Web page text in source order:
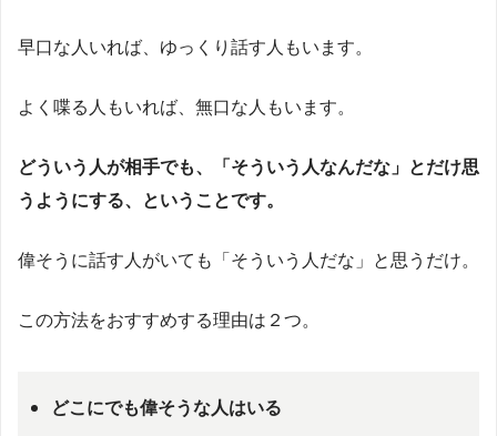
早口な人いれば、ゆっくり話す人もいます。
よく喋る人もいれば、無口な人もいます。
どういう人が相手でも、「そういう人なんだな」とだけ思
うようにする、ということです。
偉そうに話す人がいても「そういう人だな」と思うだけ。
この方法をおすすめする理由は２つ。
どこにでも偉そうな人はいる